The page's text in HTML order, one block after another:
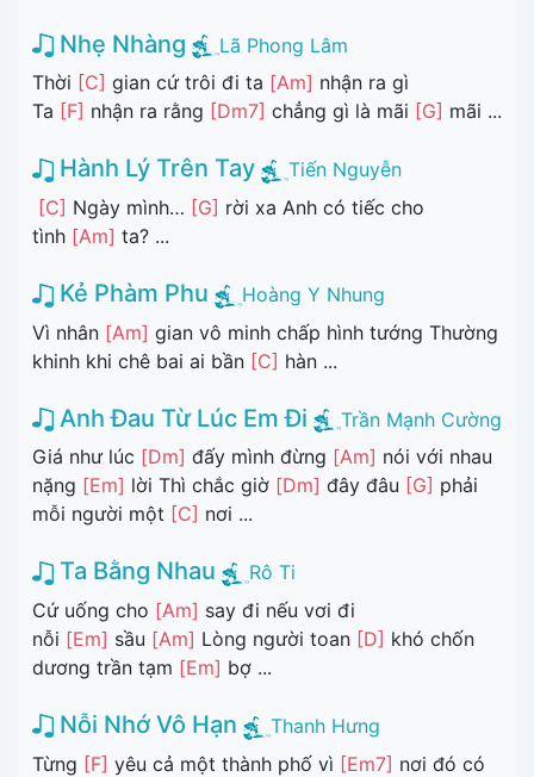
Nhẹ Nhàng
Lã Phong Lâm
Thời [C] gian cứ trôi đi ta [Am] nhận ra gì
Ta [F] nhận ra rằng [Dm7] chẳng gì là mãi [G] mãi ...
Hành Lý Trên Tay
Tiến Nguyễn
[C] Ngày mình… [G] rời xa Anh có tiếc cho
tình [Am] ta? ...
Kẻ Phàm Phu
Hoàng Y Nhung
Vì nhân [Am] gian vô minh chấp hình tướng Thường
khinh khi chê bai ai bần [C] hàn ...
Anh Đau Từ Lúc Em Đi
Trần Mạnh Cường
Giá như lúc [Dm] đấy mình đừng [Am] nói với nhau
nặng [Em] lời Thì chắc giờ [Dm] đây đâu [G] phải
mỗi người một [C] nơi ...
Ta Bằng Nhau
Rô Ti
Cứ uống cho [Am] say đi nếu vơi đi
nỗi [Em] sầu [Am] Lòng người toan [D] khó chốn
dương trần tạm [Em] bợ ...
Nỗi Nhớ Vô Hạn
Thanh Hưng
Từng [F] yêu cả một thành phố vì [Em7] nơi đó có